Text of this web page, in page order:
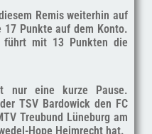
Remis weiterhin auf
Punkte auf dem Konto.
führt mit 13 Punkten die
nur eine kurze Pause.
TSV Bardowick den FC
Treubund Lüneburg am
Hope Heimrecht hat.